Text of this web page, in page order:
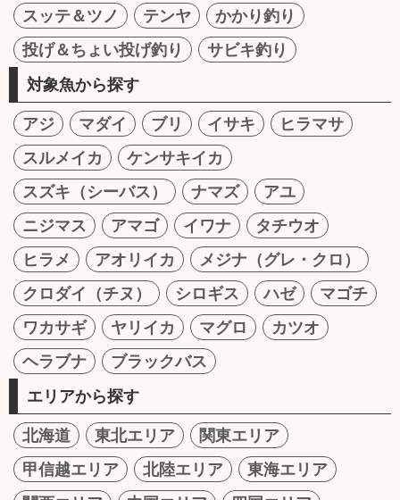
スッテ＆ツノ テンヤ
かかり釣り
投げ＆ちょい投げ釣り
サビキ釣り
対象魚から探す
アジ マダイ ブリ イサキ
ヒラマサ
スルメイカ
ケンサキイカ
スズキ（シーバス）
ナマズ
アユ
ニジマス
アマゴ イワナ
タチウオ
ヒラメ
アオリイカ
メジナ（グレ・クロ）
クロダイ（チヌ）
シロギス ハゼ
マゴチ
ワカサギ
ヤリイカ マグロ
カツオ
ヘラブナ
ブラックバス
エリアから探す
北海道 東北エリア
関東エリア
甲信越エリア
北陸エリア
東海エリア